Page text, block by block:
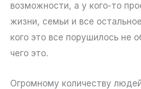
возможности, а у кого-то
жизни, семьи и все
кого это все порушилось не
чего это.
Огромному количеству